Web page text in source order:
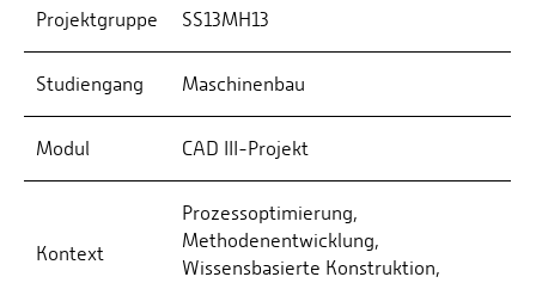
Projektgruppe SS13MH13
Studiengang Maschinenbau
Modul CAD III-Projekt
Kontext
Prozessoptimierung,
Methodenentwicklung,
Wissensbasierte Konstruktion,